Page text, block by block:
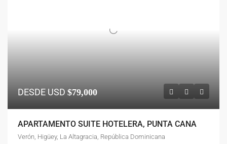
DESDE USD $79,000
APARTAMENTO SUITE HOTELERA, PUNTA CANA
Verón, Higüey, La Altagracia, República Dominicana